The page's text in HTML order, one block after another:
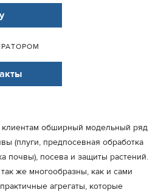
обширный модельный ряд
(плуги, предпосевная обработка
почвы), посева и защиты растений.
же многообразны, как и сами
агрегаты, которые